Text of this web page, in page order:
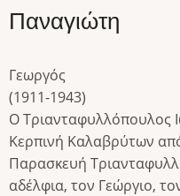
Παναγιώτη
Γεωργός
(1911-1943)
Ο Τριανταφυλλόπουλος
Κερπινή Καλαβρύτων
Παρασκευή
αδέλφια, τον Γεώργιο,